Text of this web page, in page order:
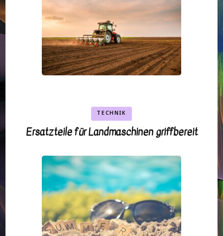
TECHNIK
Ersatzteile für Landmaschinen griffbereit